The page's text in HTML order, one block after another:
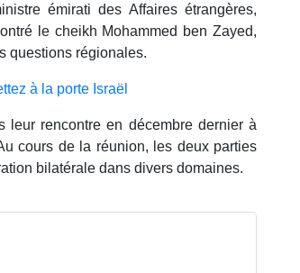
émirati des Affaires étrangères,
le cheikh Mohammed ben Zayed,
questions régionales.
à la porte Israël
leur rencontre en décembre dernier à
cours de la réunion, les deux parties
bilatérale dans divers domaines.